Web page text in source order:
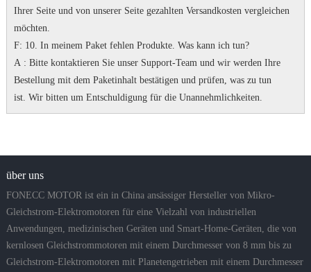
Ihrer Seite und von unserer Seite gezahlten Versandkosten vergleichen
möchten.
F: 10. In meinem Paket fehlen Produkte. Was kann ich tun?
A: Bitte kontaktieren Sie unser Support-Team und wir werden Ihre
Bestellung mit dem Paketinhalt bestätigen und prüfen, was zu tun
ist. Wir bitten um Entschuldigung für die Unannehmlichkeiten.
über uns
FONECC MOTOR ist ein in China ansässiger Hersteller von Mikro-
Gleichstrom-Elektromotoren für eine Vielzahl von industriellen
Anwendungen, medizinischen Geräten und Smart-Home-Geräten, die von
kernlosen Gleichstrommotoren mit einem Durchmesser von 8 mm bis zu
Gleichstrom-Elektromotoren mit Planetengetrieben mit einem Durchmesser